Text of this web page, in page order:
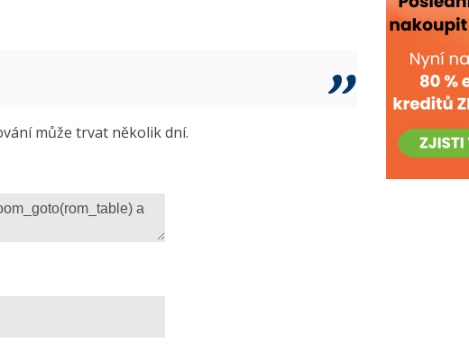
může trvat několik dní.